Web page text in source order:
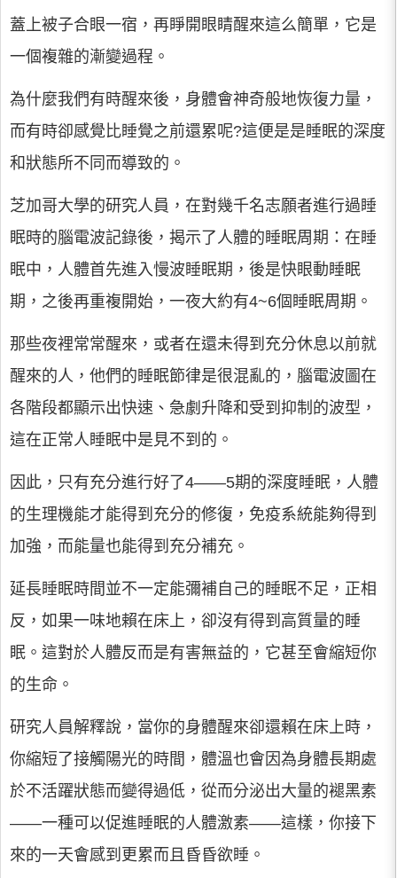
蓋上被子合眼一宿，再睜開眼睛醒來這么簡單，它是
一個複雜的漸變過程。
為什麼我們有時醒來後，身體會神奇般地恢復力量，
而有時卻感覺比睡覺之前還累呢?這便是是睡眠的深度
和狀態所不同而導致的。
芝加哥大學的研究人員，在對幾千名志願者進行過睡
眠時的腦電波記錄後，揭示了人體的睡眠周期：在睡
眠中，人體首先進入慢波睡眠期，後是快眼動睡眠
期，之後再重複開始，一夜大約有4~6個睡眠周期。
那些夜裡常常醒來，或者在還未得到充分休息以前就
醒來的人，他們的睡眠節律是很混亂的，腦電波圖在
各階段都顯示出快速、急劇升降和受到抑制的波型，
這在正常人睡眠中是見不到的。
因此，只有充分進行好了4――5期的深度睡眠，人體
的生理機能才能得到充分的修復，免疫系統能夠得到
加強，而能量也能得到充分補充。
延長睡眠時間並不一定能彌補自己的睡眠不足，正相
反，如果一味地賴在床上，卻沒有得到高質量的睡
眠。這對於人體反而是有害無益的，它甚至會縮短你
的生命。
研究人員解釋說，當你的身體醒來卻還賴在床上時，
你縮短了接觸陽光的時間，體溫也會因為身體長期處
於不活躍狀態而變得過低，從而分泌出大量的褪黑素
――一種可以促進睡眠的人體激素――這樣，你接下
來的一天會感到更累而且昏昏欲睡。